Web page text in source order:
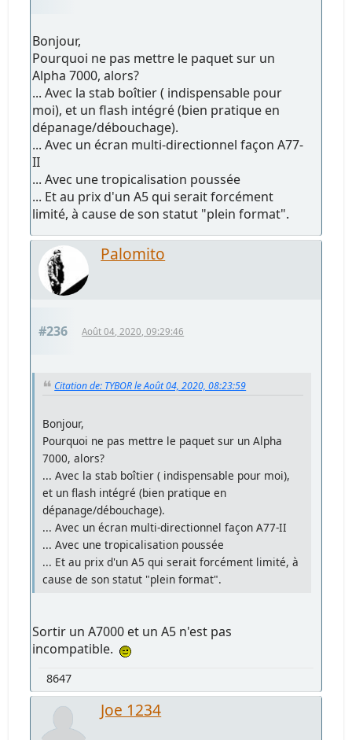
Bonjour,
Pourquoi ne pas mettre le paquet sur un
Alpha 7000, alors?
... Avec la stab boîtier ( indispensable pour
moi), et un flash intégré (bien pratique en
dépanage/débouchage).
... Avec un écran multi-directionnel façon A77-
II
... Avec une tropicalisation poussée
... Et au prix d'un A5 qui serait forcément
limité, à cause de son statut "plein format".
Palomito
#236 Août 04, 2020, 09:29:46
Citation de: TYBOR le Août 04, 2020, 08:23:59
Bonjour,
Pourquoi ne pas mettre le paquet sur un Alpha
7000, alors?
... Avec la stab boîtier ( indispensable pour moi),
et un flash intégré (bien pratique en
dépanage/débouchage).
... Avec un écran multi-directionnel façon A77-II
... Avec une tropicalisation poussée
... Et au prix d'un A5 qui serait forcément limité, à
cause de son statut "plein format".
Sortir un A7000 et un A5 n'est pas
incompatible.
8647
Joe 1234